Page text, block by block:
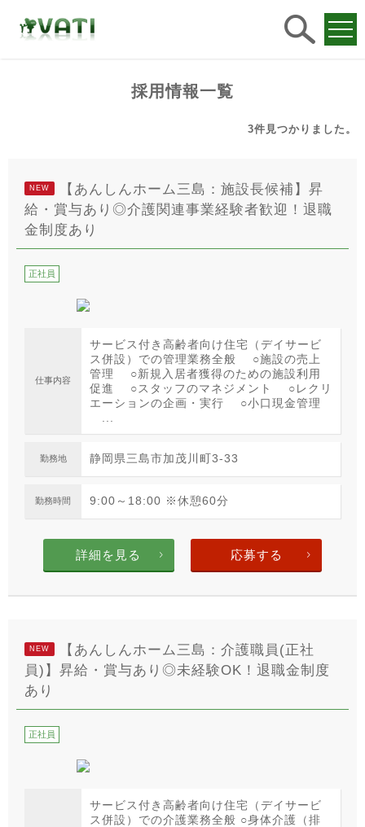
採用情報一覧
3件 見つかりました。
NEW
【あんしんホーム三島：施設長候補】昇
給・賞与あり◎介護関連事業経験者歓迎！退職
金制度あり
正社員
仕事内容
サービス付き高齢者向け住宅（デイサービ
ス併設）での管理業務全般 ○施設の売上
管理 ○新規入居者獲得のための施設利用
促進 ○スタッフのマネジメント ○レクリ
エーションの企画・実行 ○小口現金管理
勤務地 静岡県三島市加茂川町3-33
勤務時間 9:00～18:00 ※休憩60分
詳細を見る 応募する
NEW
【あんしんホーム三島：介護職員(正社
員)】昇給・賞与あり◎未経験OK！退職金制度
あり
正社員
サービス付き高齢者向け住宅（デイサービ
ス併設）での介護業務全般 ○身体介護（排